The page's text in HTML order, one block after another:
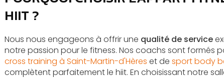
HIIT ?
Nous nous engageons à offrir une qualité de service
notre passion pour le fitness. Nos coachs sont formés
cross training à Saint-Martin-d'Hères et de sport body
complètent parfaitement le hiit. En choisissant notre